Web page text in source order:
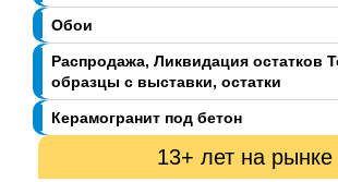
Обои
Распродажа, Ликвидация остатков
образцы с выставки, остатки
Керамогранит под бетон
13+ лет на рынке